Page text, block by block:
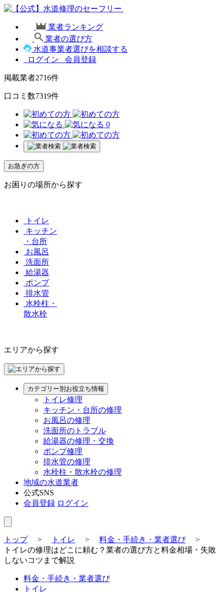
業者ランキング
業者の選び方
水道事業者選びを相談する
ログイン
会員登録
掲載業者2716件
口コミ数7319件
0
お急ぎの方
お困りの場所から探す
トイレ
キッチン
・台所
お風呂
洗面所
給湯器
ポンプ
排水管
水栓柱・
散水栓
エリアから探す
カテゴリー別お役立ち情報
トイレ修理
キッチン・台所の修理
お風呂の修理
洗面所のトラブル
給湯器の修理・交換
ポンプ修理
排水管の修理
水栓柱・散水栓の修理
地域の水道業者
公式SNS
会員登録 ログイン
トップ> トイレ > 料金・手続き・業者選び>
トイレの修理はどこに頼む？業者の選び方と料金相場・失敗
しないコツまで解説
料金・手続き・業者選び
トイレ